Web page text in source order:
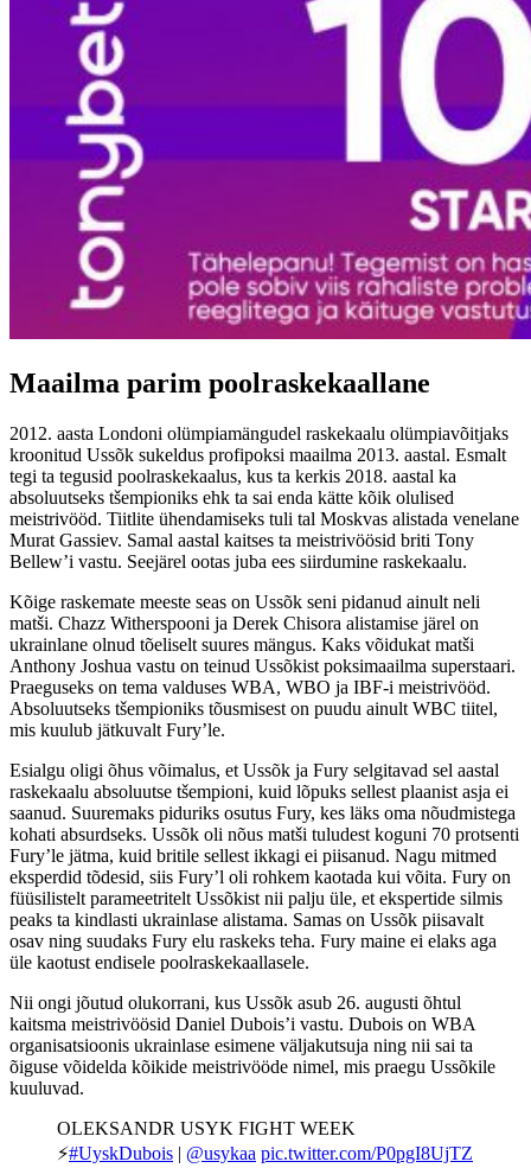
Maailma parim poolraskekaallane
2012. aasta Londoni olümpiamängudel raskekaalu olümpiavõitjaks
kroonitud Ussõk sukeldus profipoksi maailma 2013. aastal. Esmalt
tegi ta tegusid poolraskekaalus, kus ta kerkis 2018. aastal ka
absoluutseks tšempioniks ehk ta sai enda kätte kõik olulised
meistrivööd. Tiitlite ühendamiseks tuli tal Moskvas alistada venelane
Murat Gassiev. Samal aastal kaitses ta meistrivöösid briti Tony
Bellew’i vastu. Seejärel ootas juba ees siirdumine raskekaalu.
Kõige raskemate meeste seas on Ussõk seni pidanud ainult neli
matši. Chazz Witherspooni ja Derek Chisora alistamise järel on
ukrainlane olnud tõeliselt suures mängus. Kaks võidukat matši
Anthony Joshua vastu on teinud Ussõkist poksimaailma superstaari.
Praeguseks on tema valduses WBA, WBO ja IBF-i meistrivööd.
Absoluutseks tšempioniks tõusmisest on puudu ainult WBC tiitel,
mis kuulub jätkuvalt Fury’le.
Esialgu oligi õhus võimalus, et Ussõk ja Fury selgitavad sel aastal
raskekaalu absoluutse tšempioni, kuid lõpuks sellest plaanist asja ei
saanud. Suuremaks piduriks osutus Fury, kes läks oma nõudmistega
kohati absurdseks. Ussõk oli nõus matši tuludest koguni 70 protsenti
Fury’le jätma, kuid britile sellest ikkagi ei piisanud. Nagu mitmed
eksperdid tõdesid, siis Fury’l oli rohkem kaotada kui võita. Fury on
füüsilistelt parameetritelt Ussõkist nii palju üle, et ekspertide silmis
peaks ta kindlasti ukrainlase alistama. Samas on Ussõk piisavalt
osav ning suudaks Fury elu raskeks teha. Fury maine ei elaks aga
üle kaotust endisele poolraskekaallasele.
Nii ongi jõutud olukorrani, kus Ussõk asub 26. augusti õhtul
kaitsma meistrivöösid Daniel Dubois’i vastu. Dubois on WBA
organisatsioonis ukrainlase esimene väljakutsuja ning nii sai ta
õiguse võidelda kõikide meistrivööde nimel, mis praegu Ussõkile
kuuluvad.
OLEKSANDR USYK FIGHT WEEK
⚡️#UyskDubois | @usykaa pic.twitter.com/P0pgI8UjTZ